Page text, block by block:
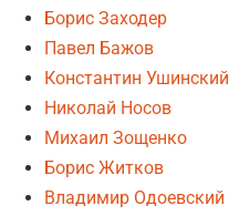
Борис Заходер
Павел Бажов
Константин Ушинский
Николай Носов
Михаил Зощенко
Борис Житков
Владимир Одоевский